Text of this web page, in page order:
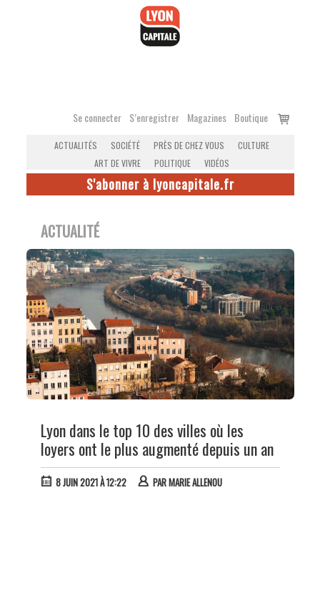
Se connecter S’enregistrer Magazines Boutique
Voir
ACTUALITÉS SOCIÉTÉ PRÈS DE CHEZ VOUS
CULTURE
ART DE VIVRE
POLITIQUE VIDÉOS
S'abonner à lyoncapitale.fr
ACTUALITÉ
Lyon dans le top 10 des villes où les
loyers ont le plus augmenté depuis un an
8 JUIN 2021 À 12:22 PARMARIE ALLENOU